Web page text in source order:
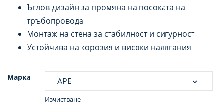
Ъглов дизайн за промяна на посоката на
тръбопровода
Монтаж на стена за стабилност и сигурност
Устойчива на корозия и високи налягания
Марка
Изчистване